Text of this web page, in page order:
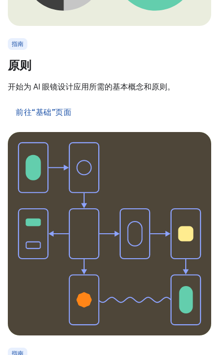
指南
原则
开始为 AI 眼镜设计应用所需的基本概念和原则。
前往“基础”页面
指南